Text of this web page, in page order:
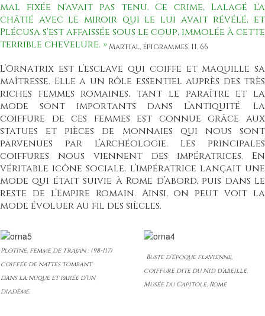
mal fixée n'avait pas tenu. Ce crime, Lalagé l'a
châtié avec le miroir qui le lui avait révélé, et
Plécusa s'est affaissée sous le coup, immolée à cette
terrible chevelure. »Martial, Épigrammes, II, 66
L’Ornatrix est l’esclave qui coiffe et maquille sa
maîtresse. Elle a un rôle essentiel auprès des très
riches femmes romaines, tant le paraître et la
mode sont importants dans l’antiquité. La
coiffure de ces femmes est connue grâce aux
statues et pièces de monnaies qui nous sont
parvenues par l’archéologie. Les principales
coiffures nous viennent des impératrices. En
véritable icône sociale, l’impératrice lançait une
mode qui était suivie à Rome d’abord, puis dans le
reste de l’Empire Romain. Ainsi, on peut voit la
mode évoluer au fil des siècles.
Plotine, femme de Trajan : (98-117)
coiffée de nattes tombant
dans la nuque et parée d’un
diadème.
Buste d’époque flavienne,
coiffure dite du Nid d’abeille,
Musée du Capitole, Rome